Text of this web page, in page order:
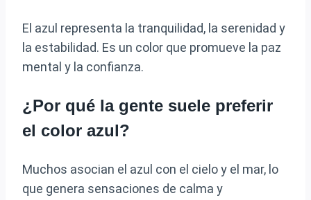
El azul representa la tranquilidad, la serenidad y
la estabilidad. Es un color que promueve la paz
mental y la confianza.
¿Por qué la gente suele preferir
el color azul?
Muchos asocian el azul con el cielo y el mar, lo
que genera sensaciones de calma y